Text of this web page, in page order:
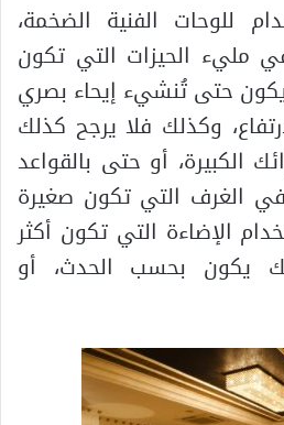
للوحات الفنية الضخمة،
الحيزات التي تكون
حتى تُنشيء إيحاء بصري
وكذلك فلا يرجح كذلك
الكبيرة، أو حتى بالقواعد
في الغرف التي تكون صغيرة
الإضاءة التي تكون أكثر
يكون بحسب الحدث، أو